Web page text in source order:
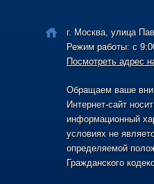
г. Москва, улица
Режим работы: с
Посмотреть адрес
Обращаем ваше
Интернет-сайт
информационный
условиях не
определяемой
Гражданского